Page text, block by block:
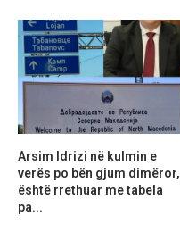
Arsim Idrizi në kulmin e
verës po bën gjum dimëror,
është rrethuar me tabela
pa...